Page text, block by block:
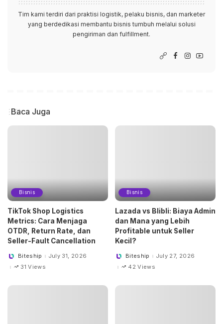
Tim kami terdiri dari praktisi logistik, pelaku bisnis, dan marketer
yang berdedikasi membantu bisnis tumbuh melalui solusi
pengiriman dan fulfillment.
Baca Juga
Bisnis
TikTok Shop Logistics
Metrics: Cara Menjaga
OTDR, Return Rate, dan
Seller-Fault Cancellation
PostedBiteship
July 31, 2026
31 Views
Bisnis
Lazada vs Blibli: Biaya Admin
dan Mana yang Lebih
Profitable untuk Seller
Kecil?
PostedBiteship
July 27, 2026
42 Views